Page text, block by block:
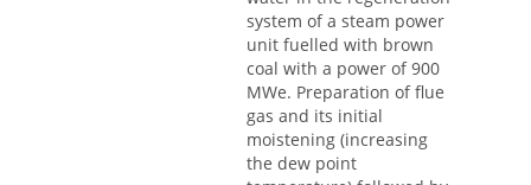
system of a steam power
unit fuelled with brown
coal with a power of 900
MWe. Preparation of flue
gas and its initial
moistening (increasing
the dew point